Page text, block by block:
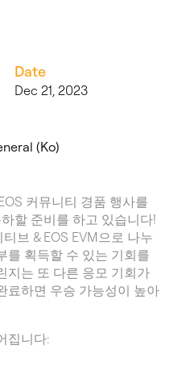
Date
Dec 21, 2023
(Ko)
커뮤니티 경품 행사를
할 준비를 하고 있습니다!
브 & EOS EVM으로 나누
를 획득할 수 있는 기회를
지는 또 다른 응모 기회가
료하면 우승 가능성이 높아
집니다: